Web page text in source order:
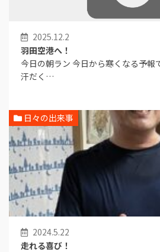
2025.12.2
羽田空港へ！
今日の朝ラン 今日から寒くなる予報
汗だく…
2024.5.22
走れる喜び！
日々の出来事